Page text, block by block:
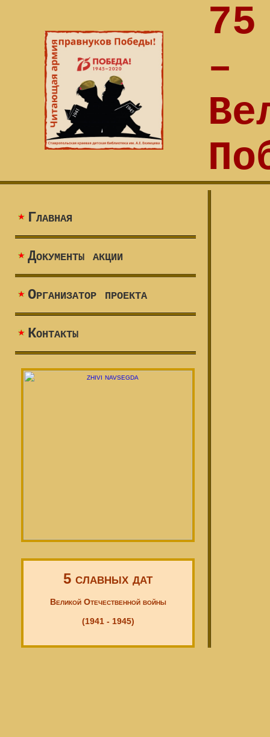
–
Главная
Документы акции
Организатор проекта
Контакты
5 славных дат
Великой Отечественной войны
(1941 - 1945)